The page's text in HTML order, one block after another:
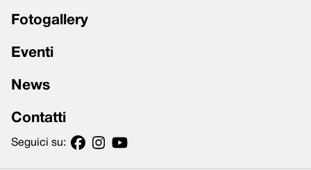
Fotogallery
Eventi
News
Contatti
Seguici su: